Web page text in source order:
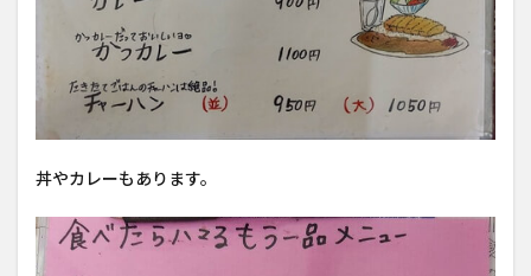
丼やカレーもあります。